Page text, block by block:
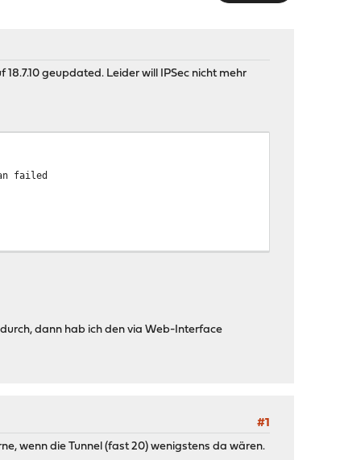
geupdated. Leider will IPSec nicht mehr
failed
dann hab ich den via Web-Interface
#1
wenn die Tunnel (fast 20) wenigstens da wären.